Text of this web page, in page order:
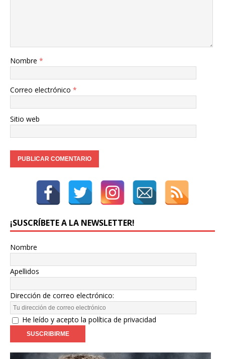
Nombre *
Correo electrónico *
Sitio web
¡SUSCRÍBETE A LA NEWSLETTER!
Nombre
Apellidos
Dirección de correo electrónico:
He leído y acepto la política de privacidad